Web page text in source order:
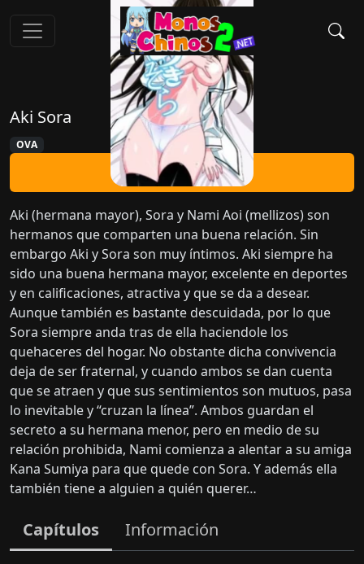
Aki Sora
OVA
Ver Ahora
Aki (hermana mayor), Sora y Nami Aoi (mellizos) son
hermanos que comparten una buena relación. Sin
embargo Aki y Sora son muy íntimos. Aki siempre ha
sido una buena hermana mayor, excelente en deportes
y en calificaciones, atractiva y que se da a desear.
Aunque también es bastante descuidada, por lo que
Sora siempre anda tras de ella haciendole los
quehaceres del hogar. No obstante dicha convivencia
deja de ser fraternal, y cuando ambos se dan cuenta
que se atraen y que sus sentimientos son mutuos, pasa
lo inevitable y “cruzan la línea”. Ambos guardan el
secreto a su hermana menor, pero en medio de su
relación prohibida, Nami comienza a alentar a su amiga
Kana Sumiya para que quede con Sora. Y además ella
también tiene a alguien a quién querer…
Capítulos Información